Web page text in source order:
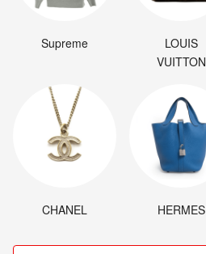
Supreme
LOUIS
VUITTON
CHANEL HERMES